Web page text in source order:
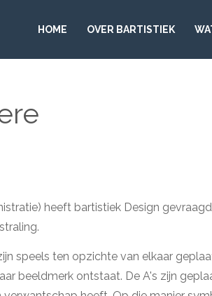
HOME OVER BARTISTIEK
heeft bartistiek Design
speels ten opzichte van elkaar
beeldmerk ontstaat. De A's zijn